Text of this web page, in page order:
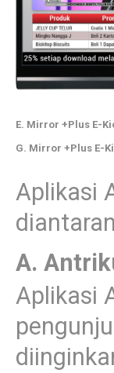
E. Mirror +Plus E-
G. Mirror +Plus E-
Aplikasi
A.
Aplikasi